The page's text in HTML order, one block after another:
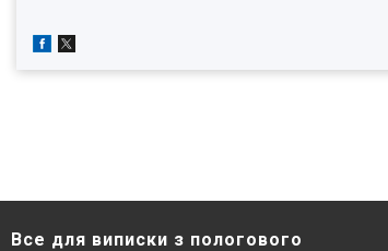
Все для виписки з пологового